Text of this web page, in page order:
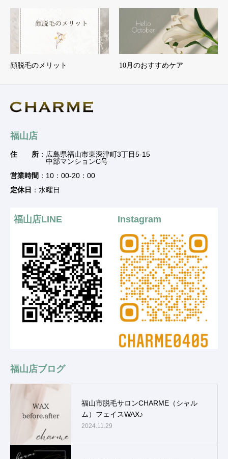
顔脱毛のメリット 10月のおすすめケア
福山店
住 所 ：広島県福山市東深津町3丁目5-15
中部マンションC号
営業時間 ：10：00-20：00
定休日 ：水曜日
福山店LINE Instagram
福山店ブログ
福山市脱毛サロンCHARME（シャル
ム）フェイスWAX♪
2024.11.29